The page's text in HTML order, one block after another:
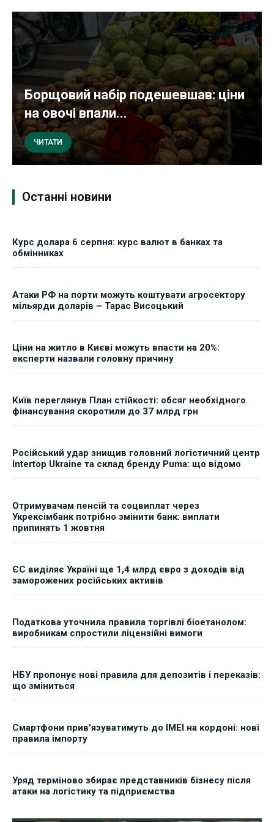
Борщовий набір подешевшав: ціни
на овочі впали...
ЧИТАТИ
Останні новини
Курс долара 6 серпня: курс валют в банках та
обмінниках
Атаки РФ на порти можуть коштувати агросектору
мільярди доларів – Тарас Висоцький
Ціни на житло в Києві можуть впасти на 20%:
експерти назвали головну причину
Київ переглянув План стійкості: обсяг необхідного
фінансування скоротили до 37 млрд грн
Російський удар знищив головний логістичний центр
Intertop Ukraine та склад бренду Puma: що відомо
Отримувачам пенсій та соцвиплат через
Укрексімбанк потрібно змінити банк: виплати
припинять 1 жовтня
ЄС виділяє Україні ще 1,4 млрд євро з доходів від
заморожених російських активів
Податкова уточнила правила торгівлі біоетанолом:
виробникам спростили ліцензійні вимоги
НБУ пропонує нові правила для депозитів і переказів:
що зміниться
Смартфони прив'язуватимуть до IMEI на кордоні: нові
правила імпорту
Уряд терміново збирає представників бізнесу після
атаки на логістику та підприємства